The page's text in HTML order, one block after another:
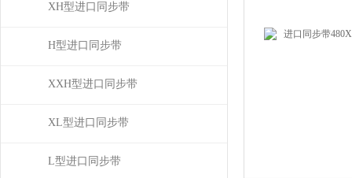
XH型进口同步带
H型进口同步带
XXH型进口同步带
XL型进口同步带
L型进口同步带